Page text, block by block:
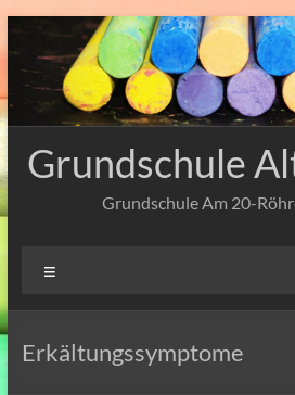
Zum
Inhalt
springen
Grundschule
Grundschule Am 20-
Erkältungssymptome